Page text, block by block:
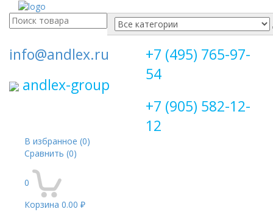
Поиск
для:
info@andlex.ru
andlex-group
+7 (495) 765-97-
54
+7 (905) 582-12-
12
В избранное (0)
Сравнить (0)
0
Корзина 0.00 ₽